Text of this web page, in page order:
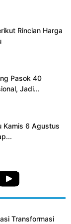
Rincian Harga
Pasok 40
Jadi...
Kamis 6 Agustus
Transformasi